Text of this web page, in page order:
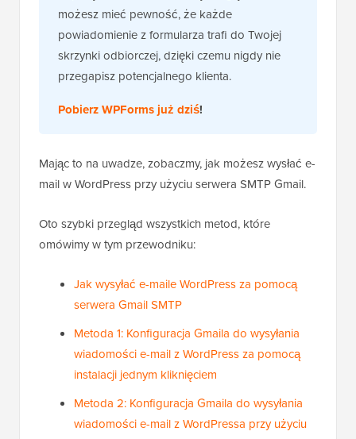
możesz mieć pewność, że każde
powiadomienie z formularza trafi do Twojej
skrzynki odbiorczej, dzięki czemu nigdy nie
przegapisz potencjalnego klienta.
Pobierz WPForms już dziś!
Mając to na uwadze, zobaczmy, jak możesz wysłać e-
mail w WordPress przy użyciu serwera SMTP Gmail.
Oto szybki przegląd wszystkich metod, które
omówimy w tym przewodniku:
Jak wysyłać e-maile WordPress za pomocą
serwera Gmail SMTP
Metoda 1: Konfiguracja Gmaila do wysyłania
wiadomości e-mail z WordPress za pomocą
instalacji jednym kliknięciem
Metoda 2: Konfiguracja Gmaila do wysyłania
wiadomości e-mail z WordPressa przy użyciu